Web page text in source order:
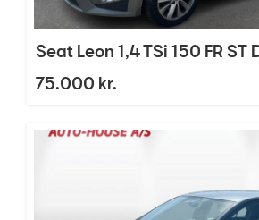
Seat Leon 1,4 TSi 150 FR ST
75.000 kr.